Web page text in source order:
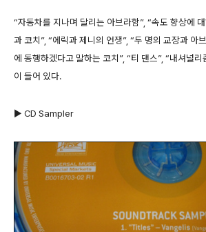
“자동차를 지나며 달리는 아브라함”, “속도 향상에
과 코치”, “에릭과 제니의 언쟁”, “두 명의 교장과 아
에 동행하겠다고 말하는 코치”, “티 댄스”, “내셔널
이 들어 있다.
▶ CD Sampler